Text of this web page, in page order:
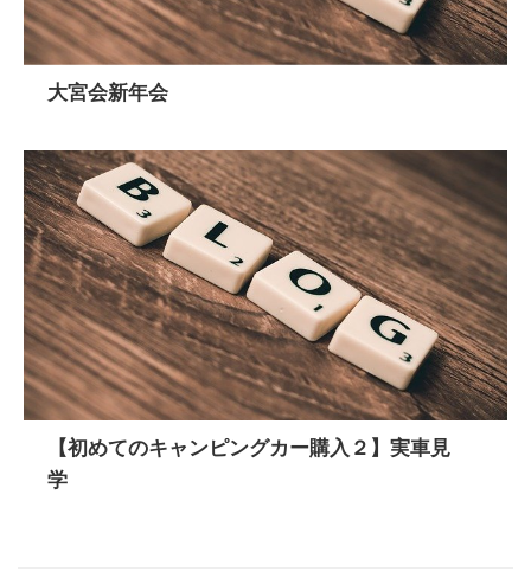
大宮会新年会
【初めてのキャンピングカー購入２】実車見
学